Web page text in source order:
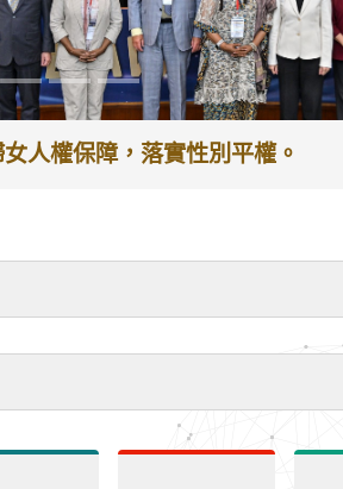
人權保障，落實性別平權。